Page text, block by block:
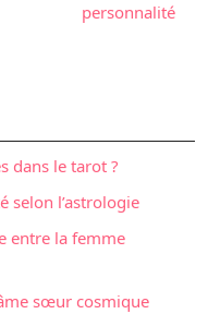
personnalité
dans le tarot ?
selon l’astrologie
entre la femme
sœur cosmique